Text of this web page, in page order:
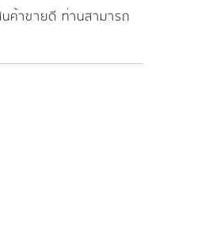
ค้าขายดี ท่านสามารถ